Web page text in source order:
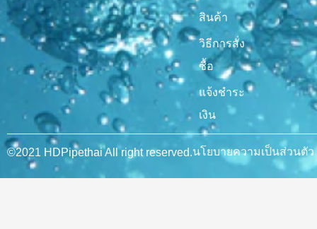
สินค้า
วิธีการสั่ง
ซื้อ
แจ้งชำระ
เงิน
©2021 HDPipethai All right reserved.นโยบายความเป็นส่วนตัว